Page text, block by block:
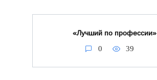
«Лучший по профессии»
0 39